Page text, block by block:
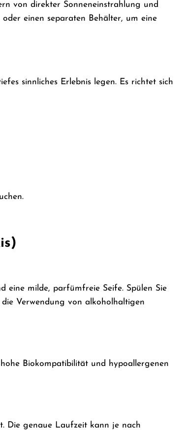
von direkter Sonneneinstrahlung und
einen separaten Behälter, um eine
sinnliches Erlebnis legen. Es richtet sich
eine milde, parfümfreie Seife. Spülen Sie
Verwendung von alkoholhaltigen
Biokompatibilität und hypoallergenen
Die genaue Laufzeit kann je nach